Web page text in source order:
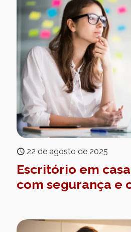
22 de agosto de 2025
Escritório em
com segurança e